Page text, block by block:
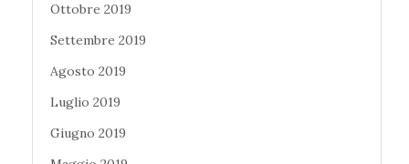
Ottobre 2019
Settembre 2019
Agosto 2019
Luglio 2019
Giugno 2019